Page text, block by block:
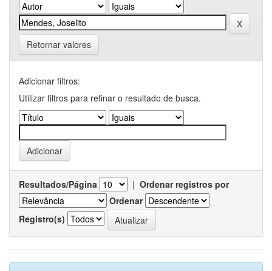
Retornar valores
Adicionar filtros:
Utilizar filtros para refinar o resultado de busca.
Resultados/Página | Ordenar registros por
Ordenar
Registro(s)